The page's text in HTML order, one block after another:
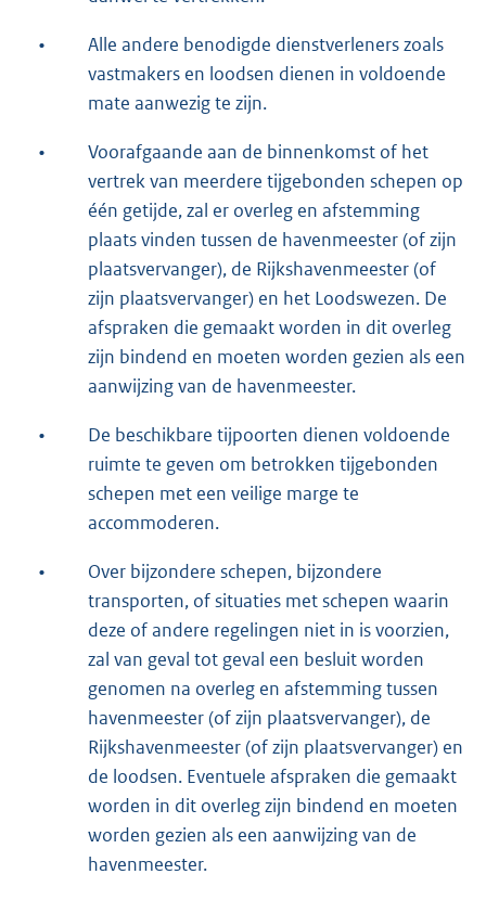
•
Alle andere benodigde dienstverleners zoals
vastmakers en loodsen dienen in voldoende
mate aanwezig te zijn.
•
Voorafgaande aan de binnenkomst of het
vertrek van meerdere tijgebonden schepen op
één getijde, zal er overleg en afstemming
plaats vinden tussen de havenmeester (of zijn
plaatsvervanger), de Rijkshavenmeester (of
zijn plaatsvervanger) en het Loodswezen. De
afspraken die gemaakt worden in dit overleg
zijn bindend en moeten worden gezien als een
aanwijzing van de havenmeester.
•
De beschikbare tijpoorten dienen voldoende
ruimte te geven om betrokken tijgebonden
schepen met een veilige marge te
accommoderen.
•
Over bijzondere schepen, bijzondere
transporten, of situaties met schepen waarin
deze of andere regelingen niet in is voorzien,
zal van geval tot geval een besluit worden
genomen na overleg en afstemming tussen
havenmeester (of zijn plaatsvervanger), de
Rijkshavenmeester (of zijn plaatsvervanger) en
de loodsen. Eventuele afspraken die gemaakt
worden in dit overleg zijn bindend en moeten
worden gezien als een aanwijzing van de
havenmeester.